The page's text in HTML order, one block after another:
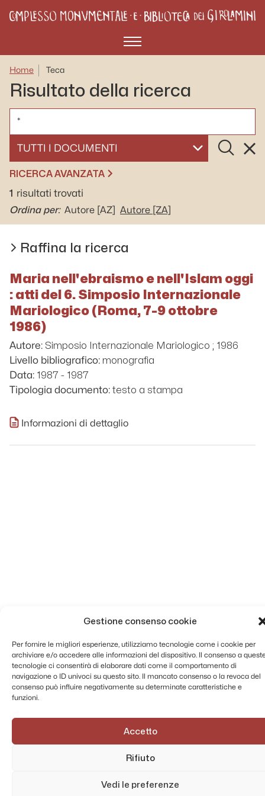
Gestione consenso cookie
Per fornire le migliori esperienze, utilizziamo tecnologie come i cookie per
archiviare e/o accedere alle informazioni del dispositivo. Il consenso a
tecnologie ci consentirà di elaborare dati come il comportamento di
navigazione o ID univoci su questo sito. Il mancato consenso o la revoca del
consenso può influire negativamente su determinate caratteristiche e
funzioni.
Accetto
Rifiuto
Vedi le preferenze
Menù
Home Teca
Risultato della ricerca
SELEZIONA UN DOCUMENTO
Cerca
RICERCA AVANZATA
1 risultati trovati
Ordina per: Autore [AZ] Autore [ZA]
Raffina la ricerca
Maria nell'ebraismo e nell'Islam oggi
: atti del 6. Simposio Internazionale
Mariologico (Roma, 7-9 ottobre
1986)
Autore: Simposio Internazionale Mariologico ; 1986
Livello bibliografico: monografia
Data: 1987 - 1987
Tipologia documento: testo a stampa
Informazioni di dettaglio